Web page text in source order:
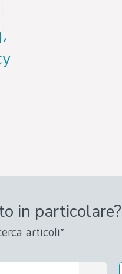
in particolare?
articoli”